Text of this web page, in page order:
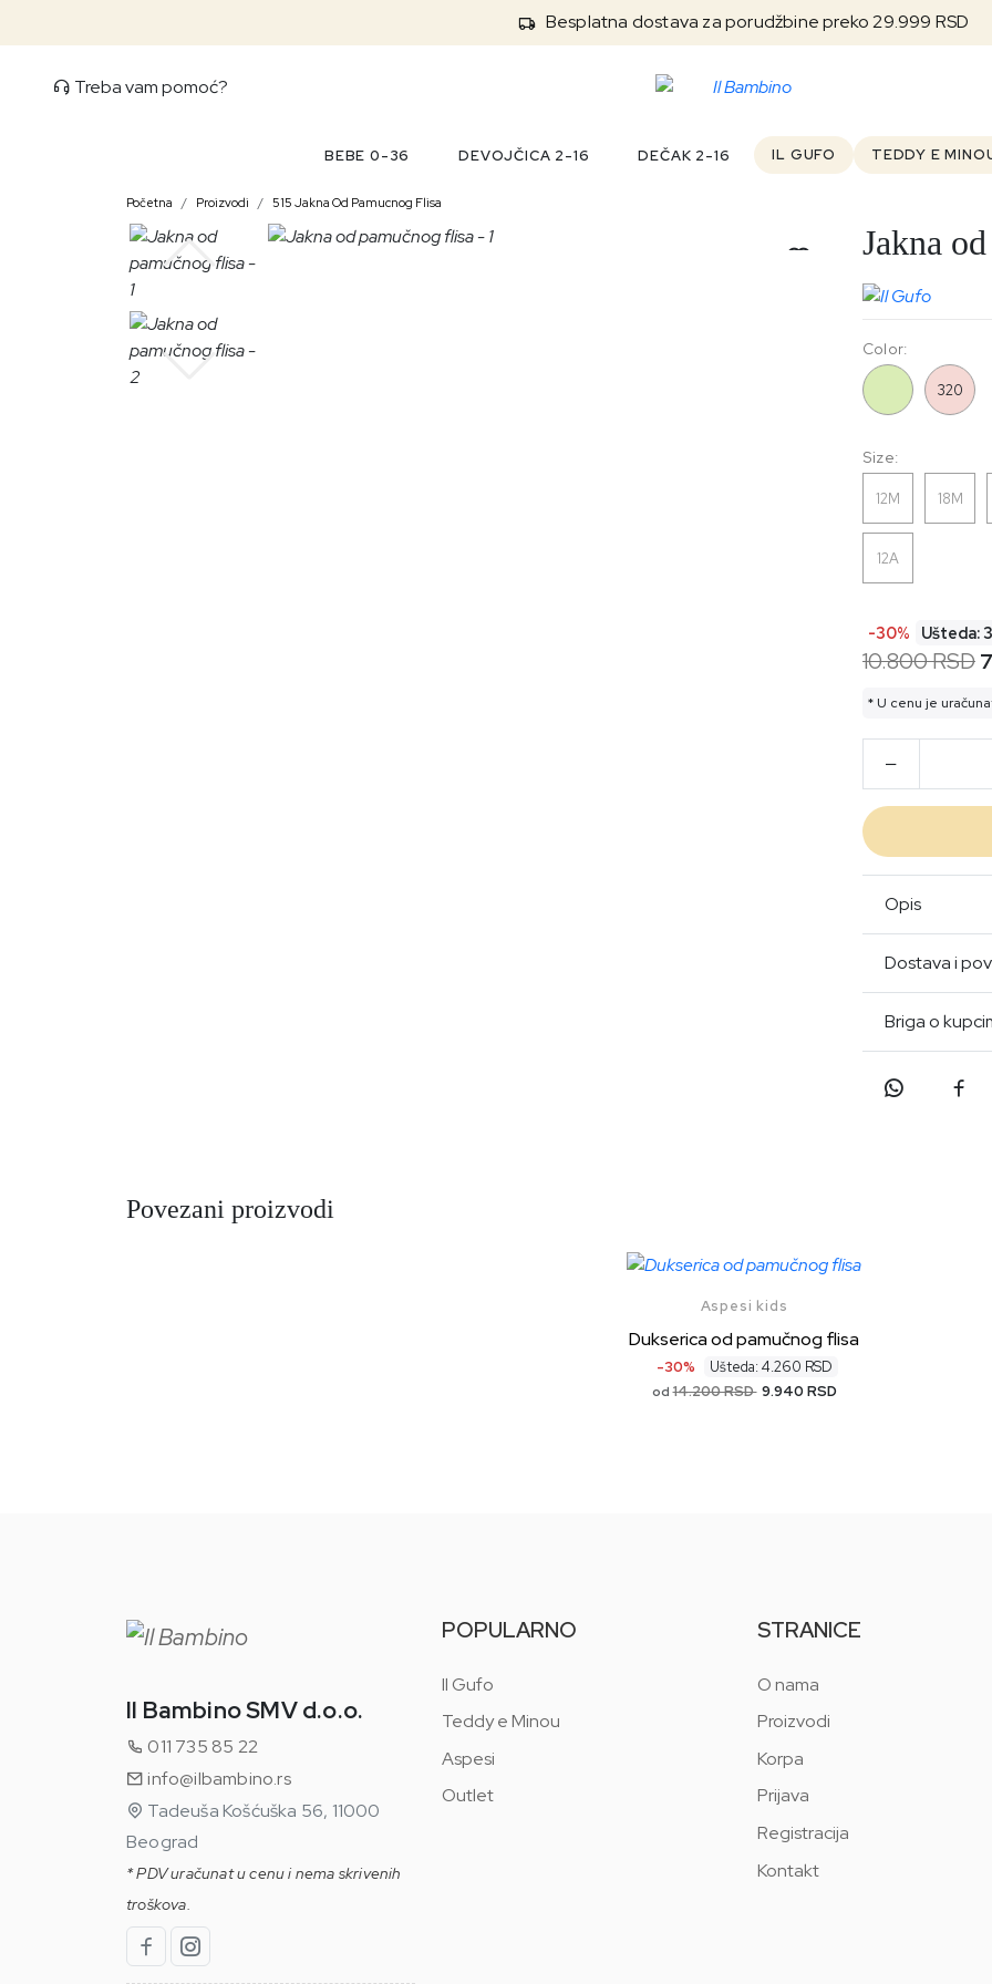
Besplatna dostava za porudžbine preko 29.999 RSD
Treba vam pomoć?
BEBE 0-36 DEVOJČICA 2-16 DEČAK 2-16 IL GUFO TEDDY E
Početna Proizvodi 515 Jakna Od Pamucnog Flisa
Jakna
Size:
12M 18M
12A
Color:
320
-30% Ušteda:
10.800 RSD
* U cenu je
Opis
Dostava i
Briga o
Povezani proizvodi
Aspesi kids
Dukserica od pamučnog flisa
-30% Ušteda: 4.260 RSD
od 14.200 RSD 9.940 RSD
Il Bambino SMV d.o.o.
011 735 85 22
info@ilbambino.rs
Tadeuša Košćuška 56, 11000
Beograd
* PDV uračunat u cenu i nema skrivenih
troškova.
POPULARNO
Il Gufo
Teddy e Minou
Aspesi
Outlet
STRANICE
O nama
Proizvodi
Korpa
Prijava
Registracija
Kontakt